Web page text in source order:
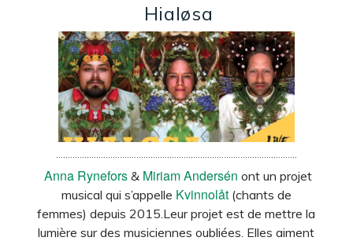
Hialøsa
Anna Rynefors& Miriam Andersén ont un projet
musical qui s’appelle Kvinnolåt(chants de
femmes) depuis 2015.Leur projet est de mettre la
lumière sur des musiciennes oubliées. Elles aiment